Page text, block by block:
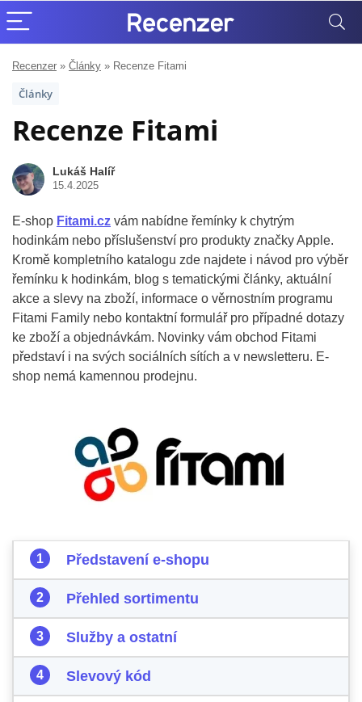
Recenzer » Články » Recenze Fitami
Články
Recenze Fitami
Lukáš Halíř
15.4.2025
E-shop Fitami.cz vám nabídne řemínky k chytrým
hodinkám nebo příslušenství pro produkty značky Apple.
Kromě kompletního katalogu zde najdete i návod pro výběr
řemínku k hodinkám, blog s tematickými články, aktuální
akce a slevy na zboží, informace o věrnostním programu
Fitami Family nebo kontaktní formulář pro případné dotazy
ke zboží a objednávkám. Novinky vám obchod Fitami
představí i na svých sociálních sítích a v newsletteru. E-
shop nemá kamennou prodejnu.
Představení e-shopu
Přehled sortimentu
Služby a ostatní
Slevový kód